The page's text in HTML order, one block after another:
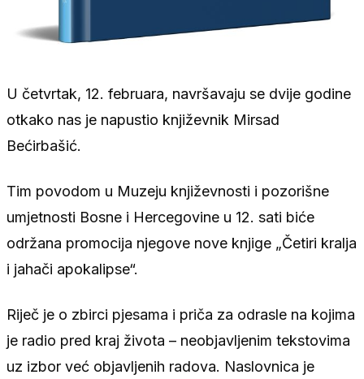
U četvrtak, 12. februara, navršavaju se dvije godine
otkako nas je napustio književnik Mirsad
Bećirbašić.
Tim povodom u Muzeju književnosti i pozorišne
umjetnosti Bosne i Hercegovine u 12. sati biće
održana promocija njegove nove knjige „Četiri kralja
i jahači apokalipse“.
Riječ je o zbirci pjesama i priča za odrasle na kojima
je radio pred kraj života – neobjavljenim tekstovima
uz izbor već objavljenih radova. Naslovnica je